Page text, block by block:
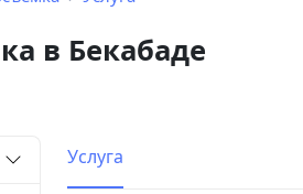
в Бекабаде
Услуга